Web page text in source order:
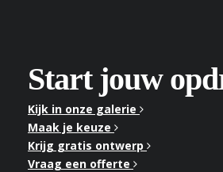
Start jouw
Kijk in onze galerie
Maak je keuze
Krijg gratis ontwerp
Vraag een offerte